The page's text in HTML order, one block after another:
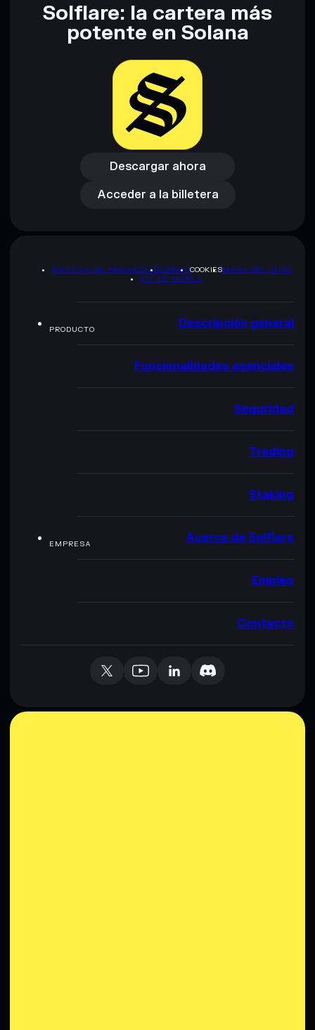
Solflare: la cartera más
potente en Solana
Descargar ahora
Descargar ahora
Acceder a la billetera
Acceder a la billetera
POLÍTICA DE PRIVACIDADTERMSCOOKIESMAPA DEL SITIO
KIT DE MARCA
PRODUCTO Descripción general
Funcionalidades esenciales
Seguridad
Trading
Staking
EMPRESA Acerca de Solflare
Empleo
Contacto